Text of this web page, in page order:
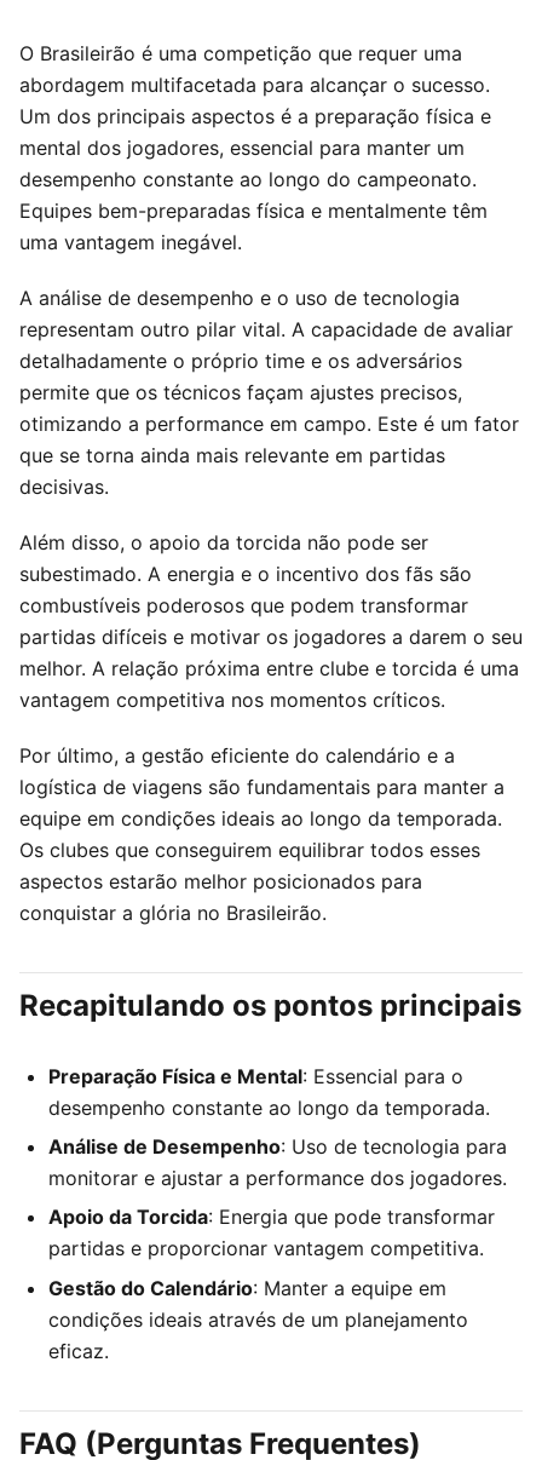
O Brasileirão é uma competição que requer uma
abordagem multifacetada para alcançar o sucesso.
Um dos principais aspectos é a preparação física e
mental dos jogadores, essencial para manter um
desempenho constante ao longo do campeonato.
Equipes bem-preparadas física e mentalmente têm
uma vantagem inegável.
A análise de desempenho e o uso de tecnologia
representam outro pilar vital. A capacidade de avaliar
detalhadamente o próprio time e os adversários
permite que os técnicos façam ajustes precisos,
otimizando a performance em campo. Este é um fator
que se torna ainda mais relevante em partidas
decisivas.
Além disso, o apoio da torcida não pode ser
subestimado. A energia e o incentivo dos fãs são
combustíveis poderosos que podem transformar
partidas difíceis e motivar os jogadores a darem o seu
melhor. A relação próxima entre clube e torcida é uma
vantagem competitiva nos momentos críticos.
Por último, a gestão eficiente do calendário e a
logística de viagens são fundamentais para manter a
equipe em condições ideais ao longo da temporada.
Os clubes que conseguirem equilibrar todos esses
aspectos estarão melhor posicionados para
conquistar a glória no Brasileirão.
Recapitulando os pontos principais
Preparação Física e Mental: Essencial para o
desempenho constante ao longo da temporada.
Análise de Desempenho: Uso de tecnologia para
monitorar e ajustar a performance dos jogadores.
Apoio da Torcida: Energia que pode transformar
partidas e proporcionar vantagem competitiva.
Gestão do Calendário: Manter a equipe em
condições ideais através de um planejamento
eficaz.
FAQ (Perguntas Frequentes)